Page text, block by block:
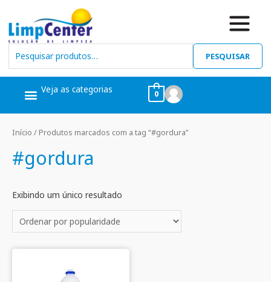
PESQUISAR
Veja as categorias 0
Início / Produtos marcados com a tag “#gordura”
#gordura
Exibindo um único resultado